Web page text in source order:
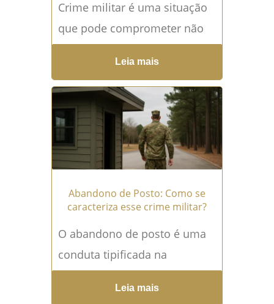
Crime militar é uma situação
que pode comprometer não
apenas a liberdade, mas
também toda a carreira e a
vida funcional do...Leia mais
→
Leia mais
Abandono de Posto: Como se
caracteriza esse crime militar?
O abandono de posto é uma
conduta tipificada na
legislação penal militar e
representa uma violação
Leia mais